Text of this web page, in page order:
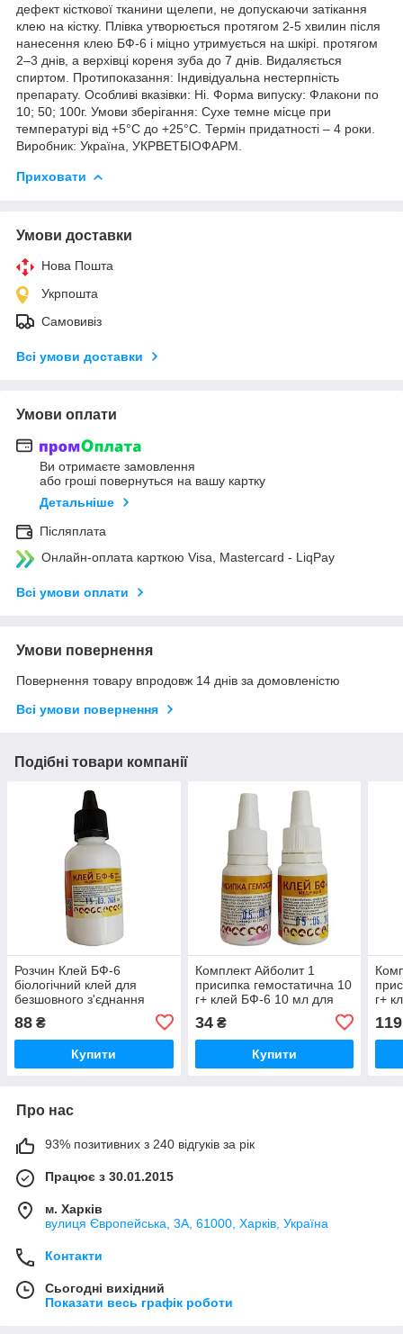
дефект кісткової тканини щелепи, не допускаючи затікання
клею на кістку. Плівка утворюється протягом 2-5 хвилин після
нанесення клею БФ-6 і міцно утримується на шкірі. протягом
2–3 днів, а верхівці кореня зуба до 7 днів. Видаляється
спиртом. Протипоказання: Індивідуальна нестерпність
препарату. Особливі вказівки: Ні. Форма випуску: Флакони по
10; 50; 100г. Умови зберігання: Сухе темне місце при
температурі від +5°С до +25°С. Термін придатності – 4 роки.
Виробник: Україна, УКРВЕТБІОФАРМ.
Приховати
Умови доставки
Нова Пошта
Укрпошта
Самовивіз
Всі умови доставки
Умови оплати
Ви отримаєте замовлення
або гроші повернуться на вашу картку
Детальніше
Післяплата
Онлайн-оплата карткою Visa, Mastercard - LiqPay
Всі умови оплати
Умови повернення
Повернення товару впродовж 14 днів за домовленістю
Всі умови повернення
Подібні товари компанії
Розчин Клей БФ-6
біологічний клей для
безшовного з'єднання
88 ₴
Купити
Комплект Айболит 1
присипка гемостатична 10
г+ клей БФ-6 10 мл для
34₴
Купити
г+
119
Про нас
93% позитивних з 240 відгуків за рік
Працює з 30.01.2015
м. Харків
вулиця Європейська, 3А, 61000, Харків, Україна
Контакти
Сьогодні вихідний
Показати весь графік роботи